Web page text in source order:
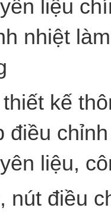
liệu
nhiệt
kế
điều
liệu,
nút điều